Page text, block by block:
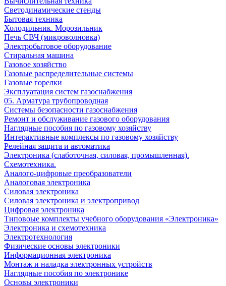
Светодинамические стенды
Бытовая техника
Холодильник. Морозильник
Печь СВЧ (микроволновка)
Электробытовое оборудование
Стиральная машина
Газовое хозяйство
Газовые распределительные системы
Газовые горелки
Эксплуатация систем газоснабжения
05. Арматура трубопроводная
Системы безопасности газоснабжения
Ремонт и обслуживание газового оборудования
Наглядные пособия по газовому хозяйству
Интерактивные комплексы по газовому хозяйству
Релейная защита и автоматика
Электроника (слаботочная, силовая, промышленная).
Схемотехника.
Аналого-цифровые преобразователи
Аналоговая электроника
Cиловая электроника
Cиловая электроника и электропривод
Цифровая электроника
Типовоые комплекты учебного оборудования «Электроника»
Электроника и схемотехника
Электротехнология
Физические основы электроники
Информационная электроника
Монтаж и наладка электронных устройств
Наглядные пособия по электронике
Основы электроники